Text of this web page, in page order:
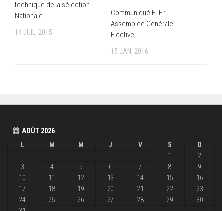
technique de la sélection
Nationale
14 JUIL, 2015
Communiqué FTF :
Assemblée Générale
Eléctive
15 JAN, 2016
AOÛT 2026
L
M M J V S
D
1
2
3
4 5 6 7 8
9
10
11 12 13 14 15
16
17
18 19 20 21 22
23
24
25 26 27 28 29
30